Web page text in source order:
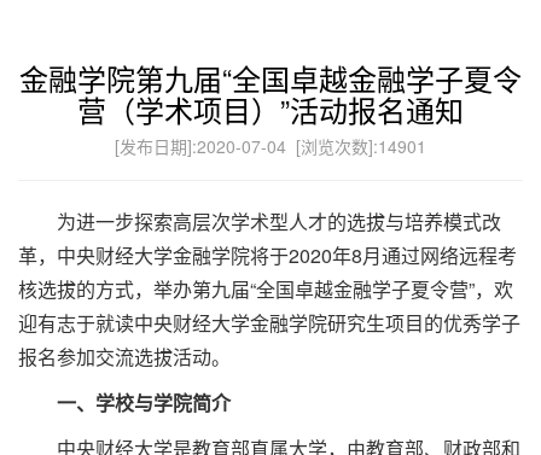
金融学院第九届“全国卓越金融学子夏令
营（学术项目）”活动报名通知
[发布日期]:2020-07-04 [浏览次数]:14901
为进一步探索高层次学术型人才的选拔与培养模式改
革，中央财经大学金融学院将于2020年8月通过网络远程考
核选拔的方式，举办第九届“全国卓越金融学子夏令营”，欢
迎有志于就读中央财经大学金融学院研究生项目的优秀学子
报名参加交流选拔活动。
一、学校与学院简介
中央财经大学是教育部直属大学，由教育部、财政部和